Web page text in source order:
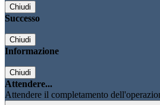
Chiudi
Successo
Chiudi
Informazione
Chiudi
Attendere...
Attendere il completamento